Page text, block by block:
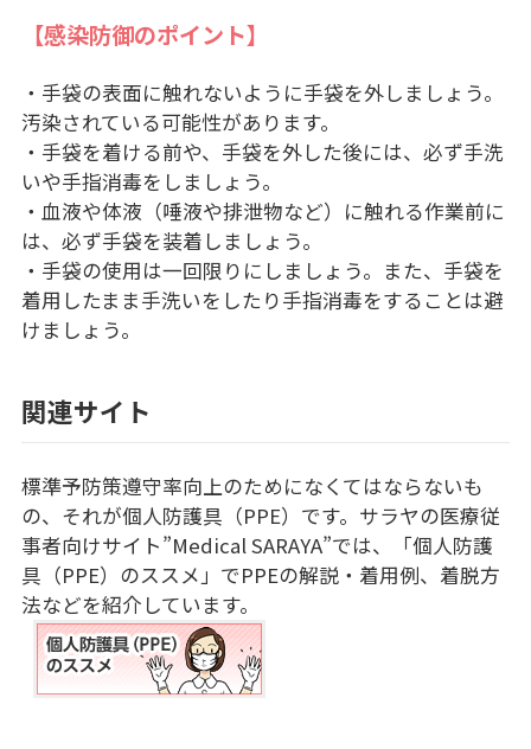
【感染防御のポイント】
・手袋の表面に触れないように手袋を外しましょう。
汚染されている可能性があります。
・手袋を着ける前や、手袋を外した後には、必ず手洗
いや手指消毒をしましょう。
・血液や体液（唾液や排泄物など）に触れる作業前に
は、必ず手袋を装着しましょう。
・手袋の使用は一回限りにしましょう。また、手袋を
着用したまま手洗いをしたり手指消毒をすることは避
けましょう。
関連サイト
標準予防策遵守率向上のためになくてはならないも
の、それが個人防護具（PPE）です。サラヤの医療従
事者向けサイト”Medical SARAYA”では、「個人防護
具（PPE）のススメ」でPPEの解説・着用例、着脱方
法などを紹介しています。